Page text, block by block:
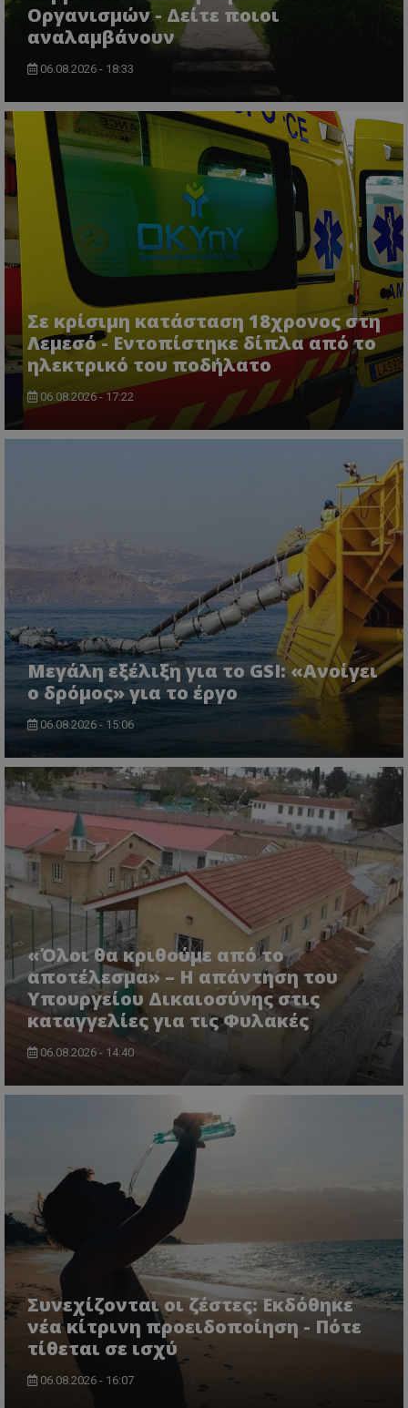
Οργανισμών - Δείτε ποιοι
αναλαμβάνουν
06.08.2026 - 18:33
Σε κρίσιμη κατάσταση 18χρονος στη
Λεμεσό - Εντοπίστηκε δίπλα από το
ηλεκτρικό του ποδήλατο
06.08.2026 - 17:22
Μεγάλη εξέλιξη για το GSI: «Ανοίγει
ο δρόμος» για το έργο
06.08.2026 - 15:06
«Όλοι θα κριθούμε από το
αποτέλεσμα» – Η απάντηση του
Υπουργείου Δικαιοσύνης στις
καταγγελίες για τις Φυλακές
06.08.2026 - 14:40
Συνεχίζονται οι ζέστες: Εκδόθηκε
νέα κίτρινη προειδοποίηση - Πότε
τίθεται σε ισχύ
06.08.2026 - 16:07